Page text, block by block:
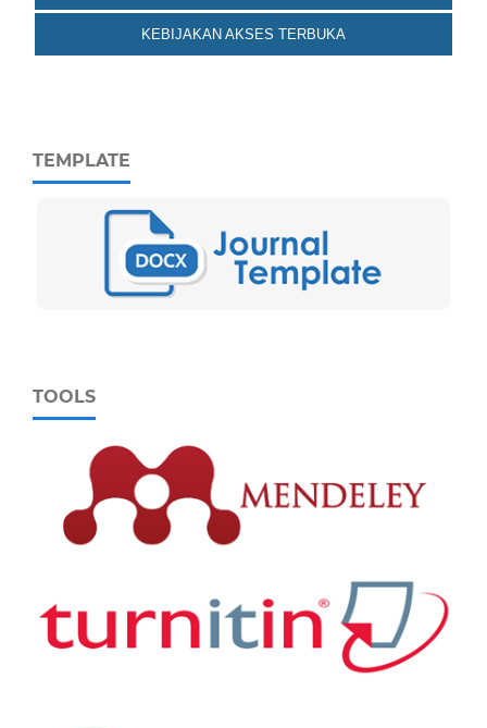
KEBIJAKAN AKSES TERBUKA
TEMPLATE
TOOLS